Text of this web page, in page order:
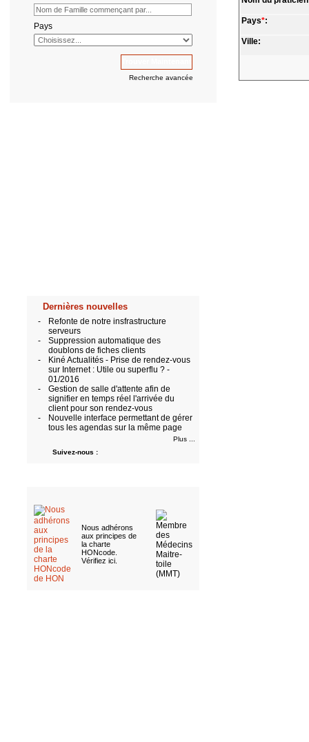
Pays
Recherche avancée
Dernières nouvelles
-
Refonte de notre insfrastructure
serveurs
-
Suppression automatique des
doublons de fiches clients
-
Kiné Actualités - Prise de rendez-vous
sur Internet : Utile ou superflu ? -
01/2016
-
Gestion de salle d'attente afin de
signifier en temps réel l'arrivée du
client pour son rendez-vous
-
Nouvelle interface permettant de gérer
tous les agendas sur la même page
Plus ...
Suivez-nous :
Nous adhérons
aux principes de
la charte
HONcode.
Vérifiez ici.
Pays*:
Ville: